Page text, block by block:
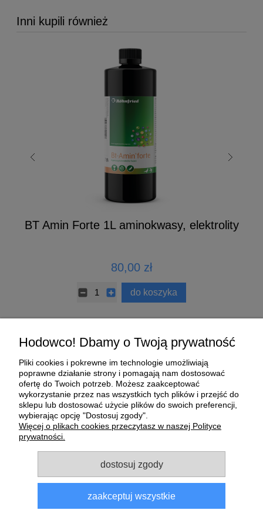
Inni kupili również
BT Amin Forte 1L aminokwasy, elektrolity
80,00 zł
do koszyka
Moje konto
Płatności i dostawa
O nas
Informacje
Sklep dla gołębi E-Golab.pl| NIP: 6492311073 | ul.
Zagórczańska 15, 42-450 Niegowonice, woj. śląskie | telefon:
Hodowco! Dbamy o Twoją prywatność
Pliki cookies i pokrewne im technologie umożliwiają
poprawne działanie strony i pomagają nam dostosować
ofertę do Twoich potrzeb. Możesz zaakceptować
wykorzystanie przez nas wszystkich tych plików i przejść do
sklepu lub dostosować użycie plików do swoich preferencji,
wybierając opcję "Dostosuj zgody".
Więcej o plikach cookies przeczytasz w naszej Polityce
prywatności.
dostosuj zgody
zaakceptuj wszystkie